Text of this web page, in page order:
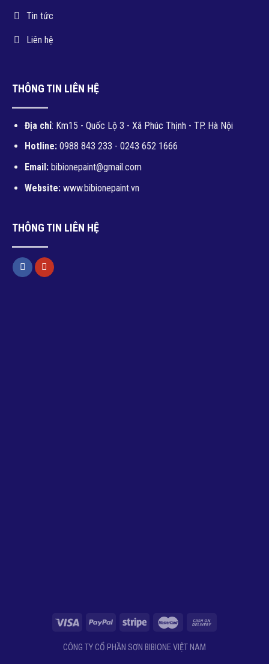
Tin tức
Liên hệ
THÔNG TIN LIÊN HỆ
Địa chỉ: Km15 - Quốc Lộ 3 - Xã Phúc Thịnh - TP. Hà Nội
Hotline: 0988 843 233 - 0243 652 1666
Email:bibionepaint@gmail.com
Website:www.bibionepaint.vn
THÔNG TIN LIÊN HỆ
CÔNG TY CỔ PHẦN SƠN BIBIONE VIỆT NAM